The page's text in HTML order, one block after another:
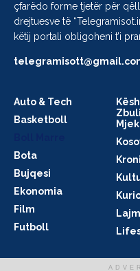
çfarëdo forme tjetër për
drejtuesve të “
këtij portali obligoheni t’i
Auto & Tech
Basketboll
Bota
Bujqesi
Ekonomia
Film
Futboll